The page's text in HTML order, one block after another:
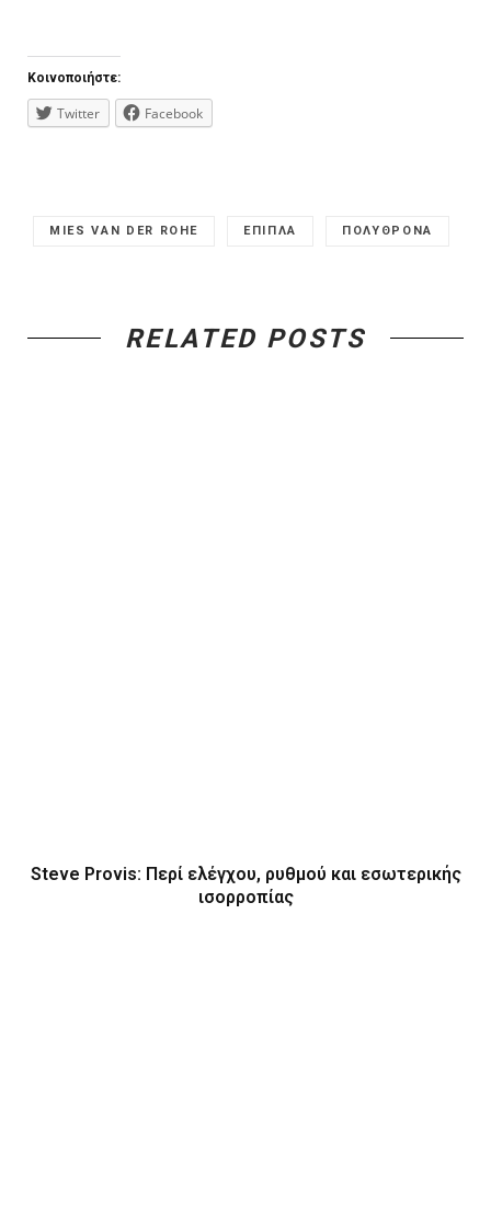
Κοινοποιήστε:
Twitter Facebook
MIES VAN DER ROHE ΕΠΙΠΛΑ ΠΟΛΥΘΡΟΝΑ
RELATED POSTS
Steve Provis: Περί ελέγχου, ρυθμού και εσωτερικής
ισορροπίας